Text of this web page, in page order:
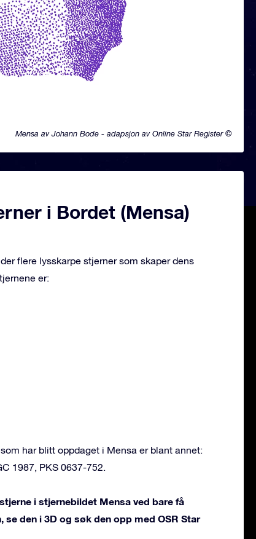
Mensa av Johann Bode - adapsjon av Online Star Register ©
i Bordet (Mensa)
flere lysskarpe stjerner som skaper dens
er:
har blitt oppdaget i Mensa er blant annet:
1987, PKS 0637-752.
i stjernebildet Mensa ved bare få
den i 3D og søk den opp med OSR Star